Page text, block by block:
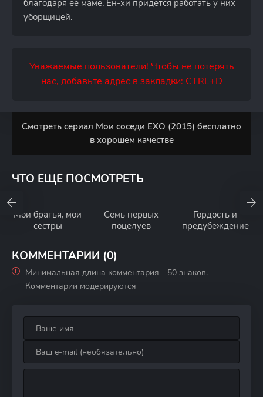
благодаря её маме, Ён-хи придётся работать у них
уборщицей.
Уважаемые пользователи! Чтобы не потерять
нас, добавьте адрес в закладки: CTRL+D
Смотреть сериал Мои соседи EXO (2015) бесплатно
в хорошем качестве
ЧТО ЕЩЕ ПОСМОТРЕТЬ
Мои братья, мои
сестры
Семь первых
поцелуев
Гордость и
предубеждение
КОММЕНТАРИИ (0)
Минимальная длина комментария - 50 знаков.
Комментарии модерируются